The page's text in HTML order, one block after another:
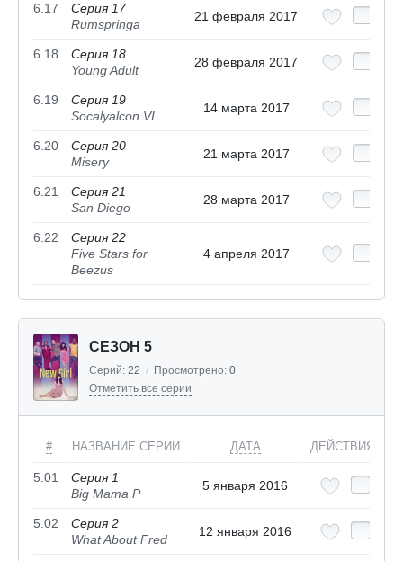
6.17
Серия 17
Rumspringa
21 февраля 2017
6.18
Серия 18
Young Adult
28 февраля 2017
6.19
Серия 19
Socalyalcon VI
14 марта 2017
6.20
Серия 20
Misery
21 марта 2017
6.21
Серия 21
San Diego
28 марта 2017
6.22
Серия 22
Five Stars for
Beezus
4 апреля 2017
СЕЗОН 5
Серий: 22 / Просмотрено: 0
Отметить все серии
# НАЗВАНИЕ СЕРИИ ДАТА ДЕЙСТВИЯ
5.01
Серия 1
Big Mama P
5 января 2016
5.02
Серия 2
What About Fred
12 января 2016